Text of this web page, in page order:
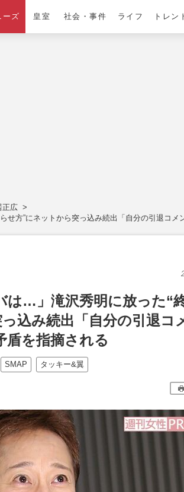
ーズ 皇室 社会・事件 ライフ トレン
正広
せ方”にネットから突っ込み続出「自分の引退コ
は…」滝沢秀明に放った“
込み続出「自分の引退コ
を指摘される
SMAP タッキー&翼